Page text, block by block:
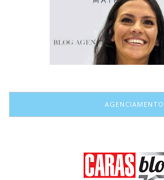
AGENCIAMENTO